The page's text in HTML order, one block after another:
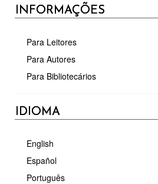
INFORMAÇÕES
Para Leitores
Para Autores
Para Bibliotecários
IDIOMA
English
Español
Português